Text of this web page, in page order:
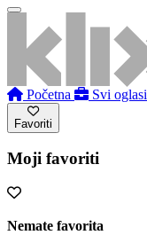
Početna Svi oglasi
Favoriti
Moji favoriti
Nemate favorita